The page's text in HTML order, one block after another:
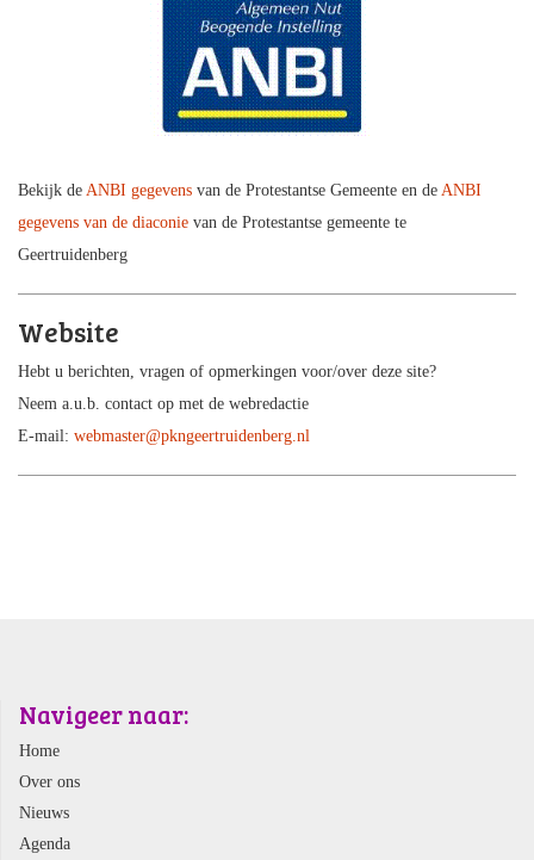
Bekijk de ANBI gegevens van de Protestantse Gemeente en de ANBI
gegevens van de diaconie van de Protestantse gemeente te
Geertruidenberg
Website
Hebt u berichten, vragen of opmerkingen voor/over deze site?
Neem a.u.b. contact op met de webredactie
E-mail: webmaster@pkngeertruidenberg.nl
Navigeer naar:
Home
Over ons
Nieuws
Agenda